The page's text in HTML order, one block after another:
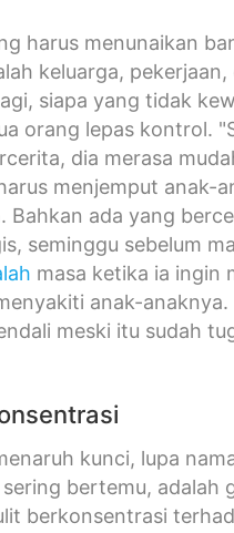
harus menunaikan
keluarga, pekerjaan,
siapa yang tidak
orang lepas kontrol.
dia merasa
menjemput anak-
Bahkan ada yang
seminggu sebelum
masa ketika ia ingin
anak-anaknya.
meski itu sudah
kunci, lupa
bertemu, adalah
berkonsentrasi